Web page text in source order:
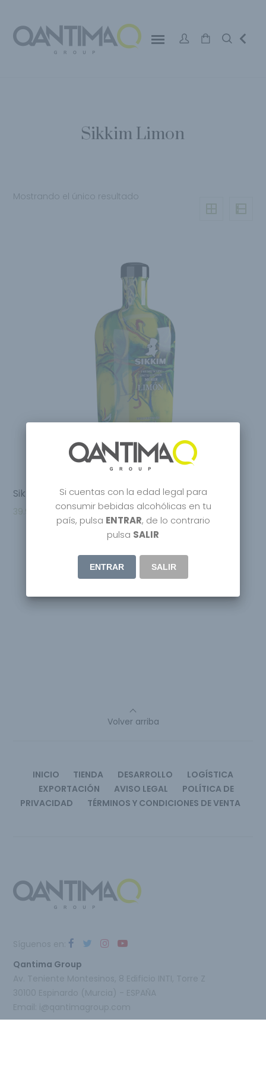
Sikkim Limon
Mostrando el único resultado
Sikkim Limon Ecological Distilled Gin
39.95
Volver arriba
INICIO TIENDA DESARROLLO
LOGÍSTICA
EXPORTACIÓN
AVISO LEGAL
POLÍTICA DE
PRIVACIDAD
TÉRMINOS Y CONDICIONES DE VENTA
Qantima Group
Si cuentas con la edad legal para
consumir bebidas alcohólicas en tu
país, pulsa ENTRAR, de lo contrario
pulsa SALIR
ENTRAR SALIR